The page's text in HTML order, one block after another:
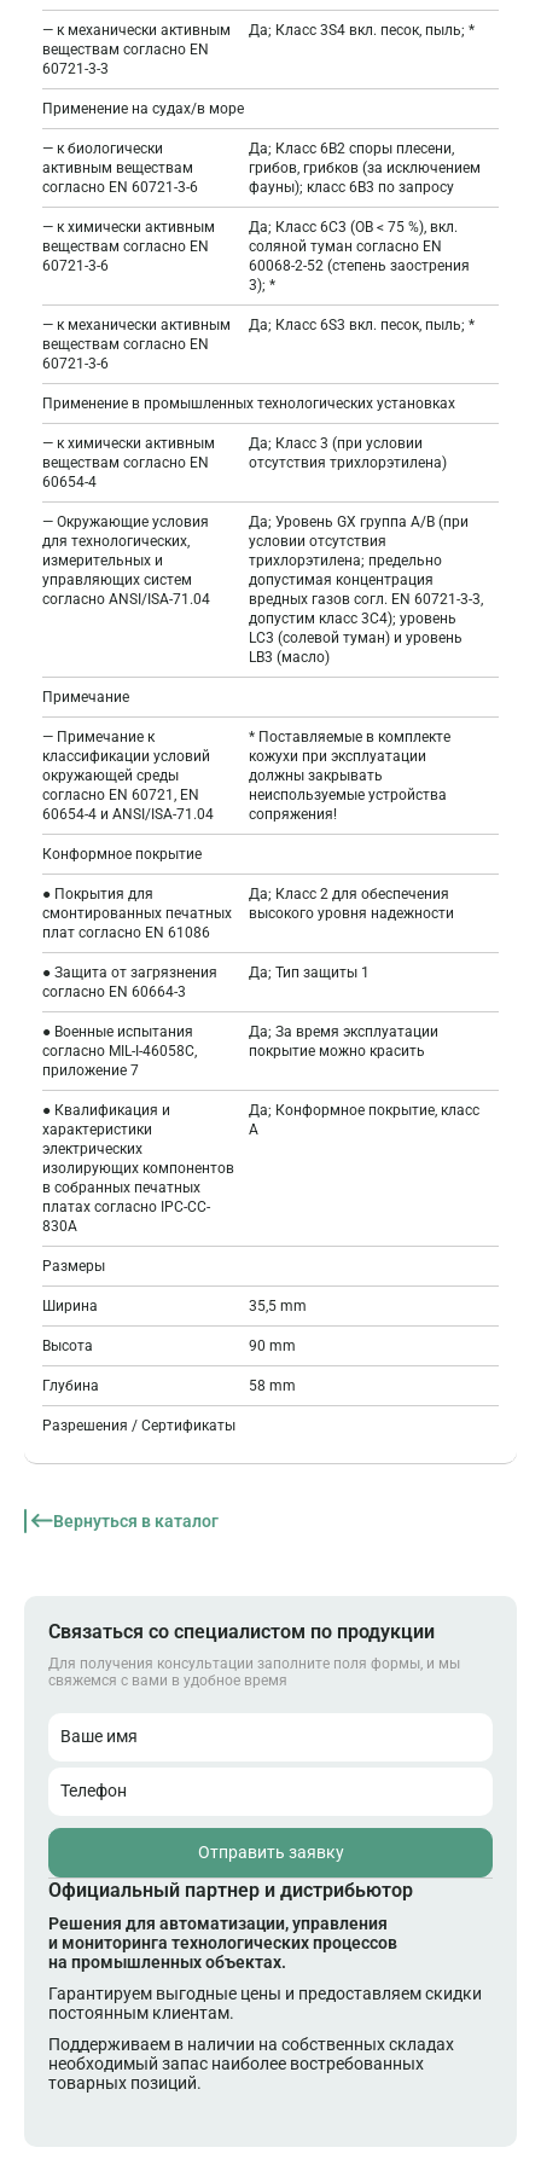
— к механически активным
веществам согласно EN
60721-3-3
Да; Класс 3S4 вкл. песок, пыль; *
Применение на судах/в море
— к биологически
активным веществам
согласно EN 60721-3-6
Да; Класс 6B2 споры плесени,
грибов, грибков (за исключением
фауны); класс 6B3 по запросу
— к химически активным
веществам согласно EN
60721-3-6
Да; Класс 6C3 (ОВ < 75 %), вкл.
соляной туман согласно EN
60068-2-52 (степень заострения
3); *
— к механически активным
веществам согласно EN
60721-3-6
Да; Класс 6S3 вкл. песок, пыль; *
Применение в промышленных технологических установках
— к химически активным
веществам согласно EN
60654-4
Да; Класс 3 (при условии
отсутствия трихлорэтилена)
— Окружающие условия
для технологических,
измерительных и
управляющих систем
согласно ANSI/ISA-71.04
Да; Уровень GX группа A/B (при
условии отсутствия
трихлорэтилена; предельно
допустимая концентрация
вредных газов согл. EN 60721-3-3,
допустим класс 3C4); уровень
LC3 (солевой туман) и уровень
LB3 (масло)
Примечание
— Примечание к
классификации условий
окружающей среды
согласно EN 60721, EN
60654-4 и ANSI/ISA-71.04
* Поставляемые в комплекте
кожухи при эксплуатации
должны закрывать
неиспользуемые устройства
сопряжения!
Конформное покрытие
● Покрытия для
смонтированных печатных
плат согласно EN 61086
Да; Класс 2 для обеспечения
высокого уровня надежности
● Защита от загрязнения
согласно EN 60664-3
Да; Тип защиты 1
● Военные испытания
согласно MIL-I-46058C,
приложение 7
Да; За время эксплуатации
покрытие можно красить
● Квалификация и
характеристики
электрических
изолирующих компонентов
в собранных печатных
платах согласно IPC-CC-
830A
Да; Конформное покрытие, класс
А
Размеры
Ширина 35,5 mm
Высота 90 mm
Глубина 58 mm
Разрешения / Сертификаты
Вернуться в каталог
Связаться со специалистом по продукции
Для получения консультации заполните поля формы, и мы
свяжемся с вами в удобное время
Ваше имя
Телефон
Отправить заявку
Официальный партнер и дистрибьютор
Решения для автоматизации, управления
и мониторинга технологических процессов
на промышленных объектах.
Гарантируем выгодные цены и предоставляем скидки
постоянным клиентам.
Поддерживаем в наличии на собственных складах
необходимый запас наиболее востребованных
товарных позиций.